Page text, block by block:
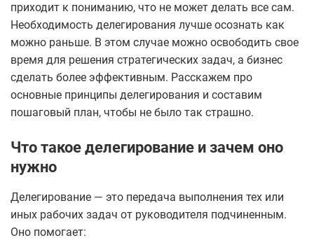
приходит к пониманию, что не может делать все сам.
Необходимость делегирования лучше осознать как
можно раньше. В этом случае можно освободить свое
время для решения стратегических задач, а бизнес
сделать более эффективным. Расскажем про
основные принципы делегирования и составим
пошаговый план, чтобы не было так страшно.
Что такое делегирование и зачем оно
нужно
Делегирование — это передача выполнения тех или
иных рабочих задач от руководителя подчиненным.
Оно помогает: